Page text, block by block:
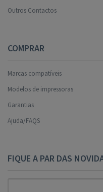
Outros Contactos
COMPRAR
Marcas compatíveis
Modelos de impressoras
Garantias
Ajuda/FAQS
FIQUE A PAR DAS